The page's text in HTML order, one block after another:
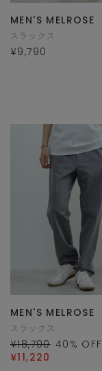
MEN'S MELROSE
スラックス
¥9,790
MEN'S MELROSE
スラックス
¥18,700 40 % OFF
¥11,220